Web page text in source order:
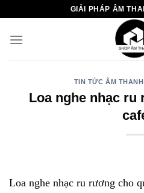
nội
GIẢI PHÁP ÂM
TIN TỨC ÂM
Loa nghe nhạc
Loa nghe nhạc ru rương cho